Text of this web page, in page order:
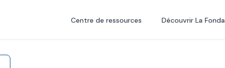
Centre de ressources Découvrir La Fonda